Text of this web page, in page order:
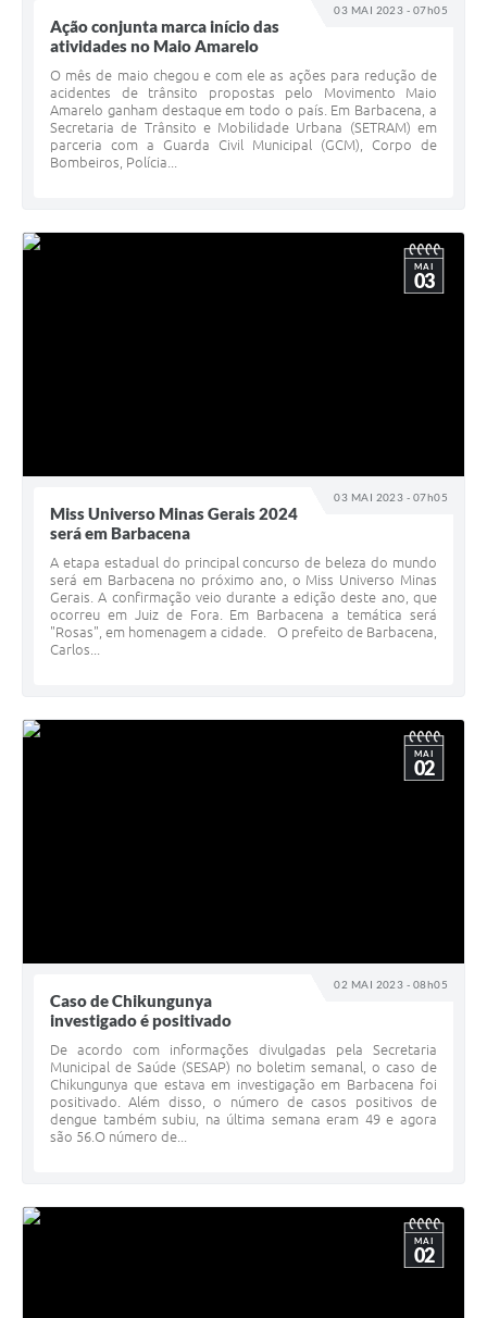
03 MAI 2023 - 07h05
Ação conjunta marca início das
atividades no Maio Amarelo
O mês de maio chegou e com ele as ações para redução de
acidentes de trânsito propostas pelo Movimento Maio
Amarelo ganham destaque em todo o país. Em Barbacena, a
Secretaria de Trânsito e Mobilidade Urbana (SETRAM) em
parceria com a Guarda Civil Municipal (GCM), Corpo de
Bombeiros, Polícia...
03 MAI 2023 - 07h05
MAI
03
Miss Universo Minas Gerais 2024
será em Barbacena
A etapa estadual do principal concurso de beleza do mundo
será em Barbacena no próximo ano, o Miss Universo Minas
Gerais. A confirmação veio durante a edição deste ano, que
ocorreu em Juiz de Fora. Em Barbacena a temática será
"Rosas", em homenagem a cidade. O prefeito de Barbacena,
Carlos...
02 MAI 2023 - 08h05
MAI
02
Caso de Chikungunya
investigado é positivado
De acordo com informações divulgadas pela Secretaria
Municipal de Saúde (SESAP) no boletim semanal, o caso de
Chikungunya que estava em investigação em Barbacena foi
positivado. Além disso, o número de casos positivos de
dengue também subiu, na última semana eram 49 e agora
são 56.O número de...
MAI
02